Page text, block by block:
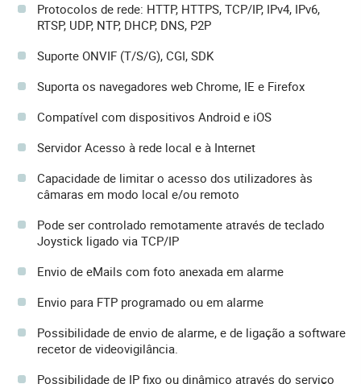
Protocolos de rede: HTTP, HTTPS, TCP/IP, IPv4, IPv6,
RTSP, UDP, NTP, DHCP, DNS, P2P
Suporte ONVIF (T/S/G), CGI, SDK
Suporta os navegadores web Chrome, IE e Firefox
Compatível com dispositivos Android e iOS
Servidor Acesso à rede local e à Internet
Capacidade de limitar o acesso dos utilizadores às
câmaras em modo local e/ou remoto
Pode ser controlado remotamente através de teclado
Joystick ligado via TCP/IP
Envio de eMails com foto anexada em alarme
Envio para FTP programado ou em alarme
Possibilidade de envio de alarme, e de ligação a software
recetor de videovigilância.
Possibilidade de IP fixo ou dinâmico através do serviço